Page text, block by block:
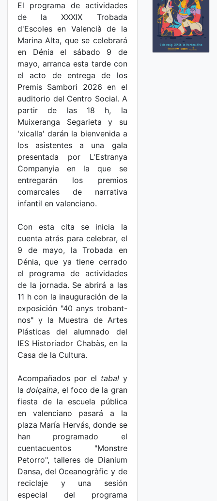
El programa de actividades
de la XXXIX Trobada
d'Escoles en Valencià de la
Marina Alta, que se celebrará
en Dénia el sábado 9 de
mayo, arranca esta tarde con
el acto de entrega de los
Premis Sambori 2026 en el
auditorio del Centro Social. A
partir de las 18 h, la
Muixeranga Segarieta y su
'xicalla' darán la bienvenida a
los asistentes a una gala
presentada por L'Estranya
Companyia en la que se
entregarán los premios
comarcales de narrativa
infantil en valenciano.
Con esta cita se inicia la
cuenta atrás para celebrar, el
9 de mayo, la Trobada en
Dénia, que ya tiene cerrado
el programa de actividades
de la jornada. Se abrirá a las
11 h con la inauguración de la
exposición "40 anys trobant-
nos" y la Muestra de Artes
Plásticas del alumnado del
IES Historiador Chabàs, en la
Casa de la Cultura.
Acompañados por el tabaly
ladolçaina, el foco de la gran
fiesta de la escuela pública
en valenciano pasará a la
plaza María Hervás, donde se
han programado el
cuentacuentos "Monstre
Petorro", talleres de Dianium
Dansa, del Oceanogràfic y de
reciclaje y una sesión
especial del programa